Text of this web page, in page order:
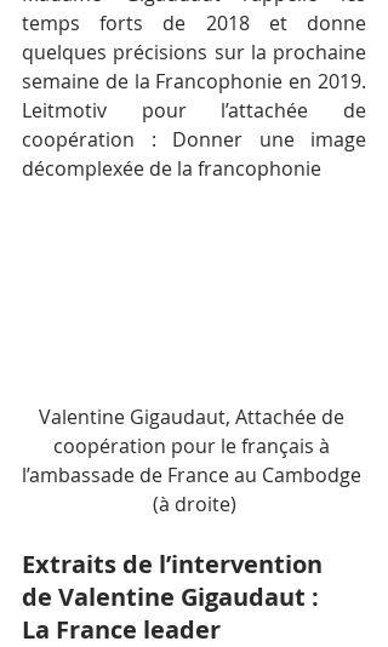
temps forts de 2018 et donne
quelques précisions sur la prochaine
semaine de la Francophonie en 2019.
Leitmotiv pour l’attachée de
coopération : Donner une image
décomplexée de la francophonie
Valentine Gigaudaut, Attachée de
coopération pour le français à
l’ambassade de France au Cambodge
(à droite)
Extraits de l’intervention
de Valentine Gigaudaut :
La France leader